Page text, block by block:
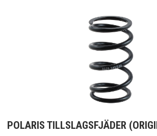
POLARIS TILLSLAGSFJÄDER